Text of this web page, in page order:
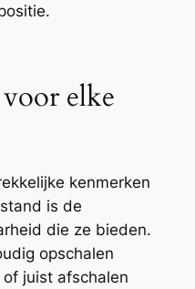
voor elke
kenmerken
is de
die ze bieden.
opschalen
juist afschalen